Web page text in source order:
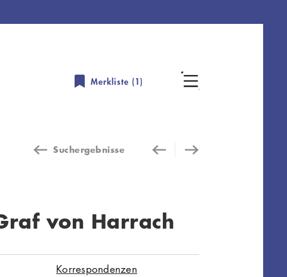
Merkliste (1)
Suchergebnisse
von Harrach
Korrespondenzen